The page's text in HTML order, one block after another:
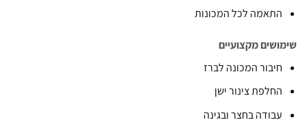
לכל המכונות
מקצועיים
המכונה לברז
צינור ישן
בחצר ובגינה